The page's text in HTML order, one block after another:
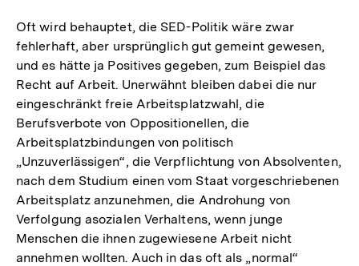
Oft wird behauptet, die SED-Politik wäre zwar
fehlerhaft, aber ursprünglich gut gemeint gewesen,
und es hätte ja Positives gegeben, zum Beispiel das
Recht auf Arbeit. Unerwähnt bleiben dabei die nur
eingeschränkt freie Arbeitsplatzwahl, die
Berufsverbote von Oppositionellen, die
Arbeitsplatzbindungen von politisch
„Unzuverlässigen“, die Verpflichtung von Absolventen,
nach dem Studium einen vom Staat vorgeschriebenen
Arbeitsplatz anzunehmen, die Androhung von
Verfolgung asozialen Verhaltens, wenn junge
Menschen die ihnen zugewiesene Arbeit nicht
annehmen wollten. Auch in das oft als „normal“